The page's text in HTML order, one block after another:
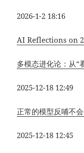
2026-1-2 18:16
AI Reflections on
多模态进化论：从“
2025-12-18 12:49
正常的模型反哺不
2025-12-18 12:45